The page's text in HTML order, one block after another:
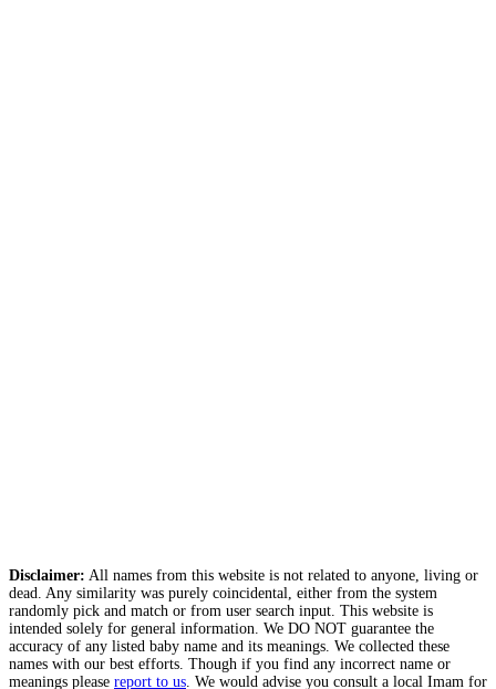
Disclaimer: All names from this website is not related to anyone, living or
dead. Any similarity was purely coincidental, either from the system
randomly pick and match or from user search input. This website is
intended solely for general information. We DO NOT guarantee the
accuracy of any listed baby name and its meanings. We collected these
names with our best efforts. Though if you find any incorrect name or
meanings please report to us . We would advise you consult a local Imam for